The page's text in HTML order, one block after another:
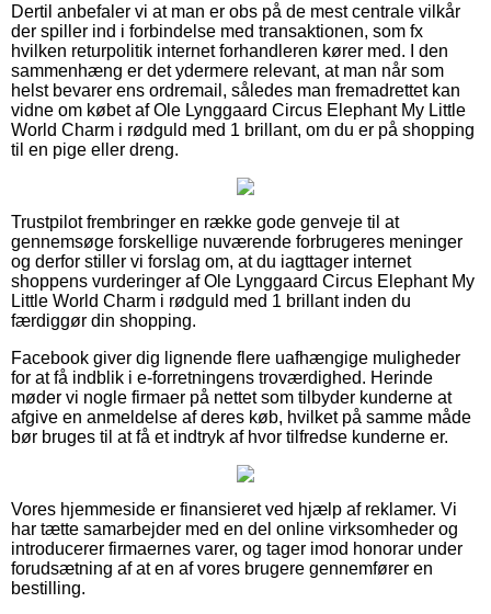
Dertil anbefaler vi at man er obs på de mest centrale vilkår
der spiller ind i forbindelse med transaktionen, som fx
hvilken returpolitik internet forhandleren kører med. I den
sammenhæng er det ydermere relevant, at man når som
helst bevarer ens ordremail, således man fremadrettet kan
vidne om købet af Ole Lynggaard Circus Elephant My Little
World Charm i rødguld med 1 brillant, om du er på shopping
til en pige eller dreng.
Trustpilot frembringer en række gode genveje til at
gennemsøge forskellige nuværende forbrugeres meninger
og derfor stiller vi forslag om, at du iagttager internet
shoppens vurderinger af Ole Lynggaard Circus Elephant My
Little World Charm i rødguld med 1 brillant inden du
færdiggør din shopping.
Facebook giver dig lignende flere uafhængige muligheder
for at få indblik i e-forretningens troværdighed. Herinde
møder vi nogle firmaer på nettet som tilbyder kunderne at
afgive en anmeldelse af deres køb, hvilket på samme måde
bør bruges til at få et indtryk af hvor tilfredse kunderne er.
Vores hjemmeside er finansieret ved hjælp af reklamer. Vi
har tætte samarbejder med en del online virksomheder og
introducerer firmaernes varer, og tager imod honorar under
forudsætning af at en af vores brugere gennemfører en
bestilling.